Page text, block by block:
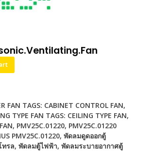
FAN TAGS: CABINET CONTROL FAN,
TYPE FAN TAGS: CEILING TYPE FAN,
, PMV25C.01220, PMV25C.01220
PMV25C.01220, พัดลมดูดออกตู้
รล, พัดลมตู้ไฟฟ้า, พัดลมระบายอากาศตู้